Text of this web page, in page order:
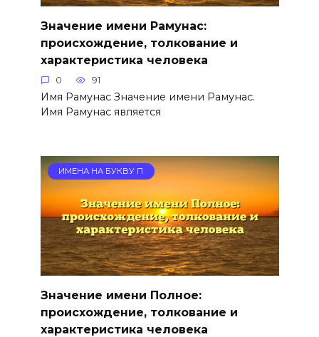
Значение имени Рамунас:
происхождение, толкование и
характеристика человека
0 91
Имя Рамунас Значение имени Рамунас.
Имя Рамунас является
ИМЕНА НА БУКВУ П
Значение имени Полное:
происхождение, толкование и
характеристика человека